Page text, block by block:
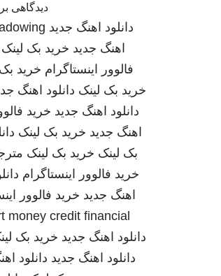
دیدگاهی
دانلود اهنگ جدید
اهنگ جدید خرید بک لینک
فالوور اینستاگرام خرید
خرید بک لینک دانلود اهنگ
دانلود اهنگ جدید خرید
اهنگ جدید خرید بک لینک
بک لینک خرید بک لینک
خرید فالوور اینستاگرام
اهنگ جدید خرید فالوور
money credit financial
دانلود اهنگ جدید خرید بک
دانلود اهنگ جدید دانلود